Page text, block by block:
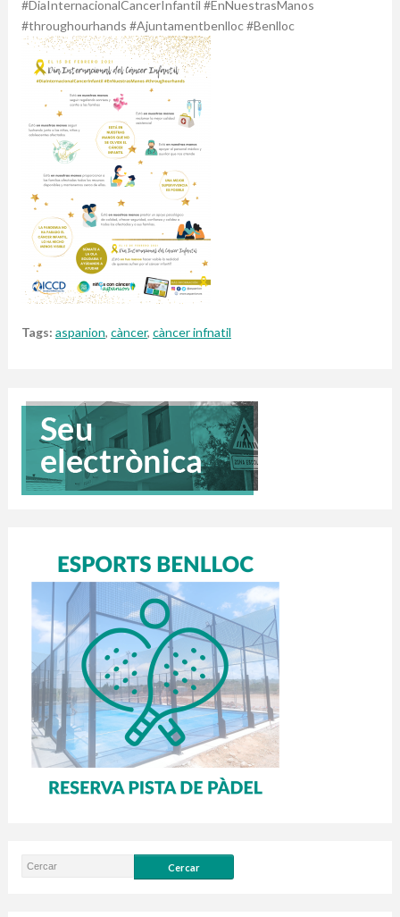
#DiaInternacionalCancerInfantil #EnNuestrasManos
#throughourhands #Ajuntamentbenlloc #Benlloc
Tags: aspanion, càncer, càncer infnatil